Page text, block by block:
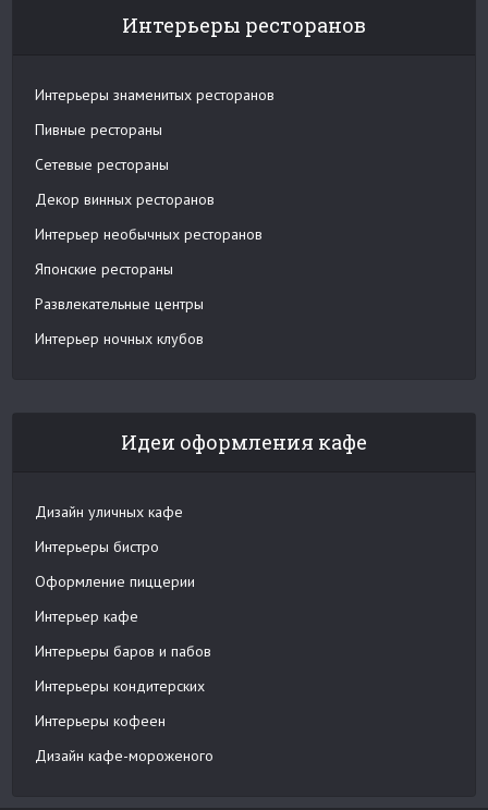
Интерьеры ресторанов
Интерьеры знаменитых ресторанов
Пивные рестораны
Сетевые рестораны
Декор винных ресторанов
Интерьер необычных ресторанов
Японские рестораны
Развлекательные центры
Интерьер ночных клубов
Идеи оформления кафе
Дизайн уличных кафе
Интерьеры бистро
Оформление пиццерии
Интерьер кафе
Интерьеры баров и пабов
Интерьеры кондитерских
Интерьеры кофеен
Дизайн кафе-мороженого